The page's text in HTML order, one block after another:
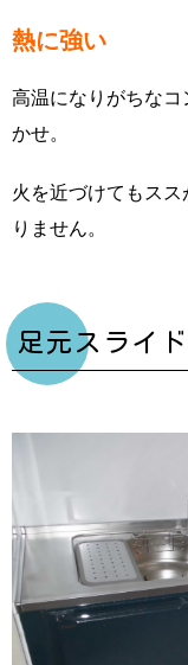
熱に強い
高温になりがちな
かせ。
火を近づけてもス
りません。
足元スライ